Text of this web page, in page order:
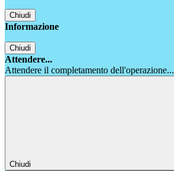
Chiudi
Informazione
Chiudi
Attendere...
Attendere il completamento dell'operazione...
Chiudi